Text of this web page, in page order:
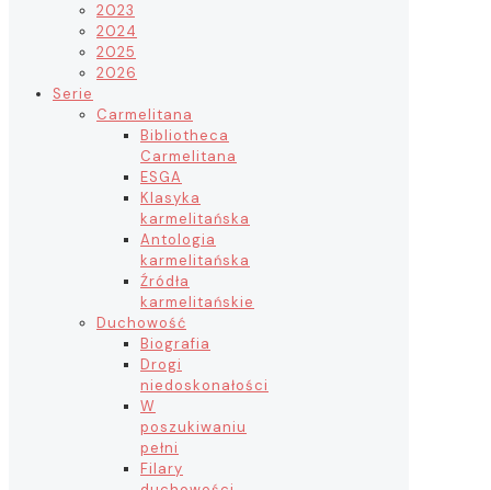
2023
2024
2025
2026
Serie
Carmelitana
Bibliotheca
Carmelitana
ESGA
Klasyka
karmelitańska
Antologia
karmelitańska
Źródła
karmelitańskie
Duchowość
Biografia
Drogi
niedoskonałości
W
poszukiwaniu
pełni
Filary